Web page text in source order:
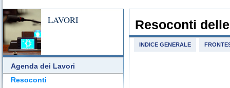
LAVORI
Agenda dei Lavori
Resoconti
Resoconti
INDICE GENERALE